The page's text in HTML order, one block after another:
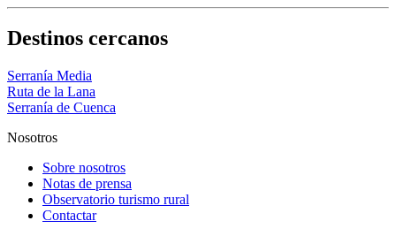
Destinos cercanos
Serranía Media
Ruta de la Lana
Serranía de Cuenca
Nosotros
Sobre nosotros
Notas de prensa
Observatorio turismo rural
Contactar